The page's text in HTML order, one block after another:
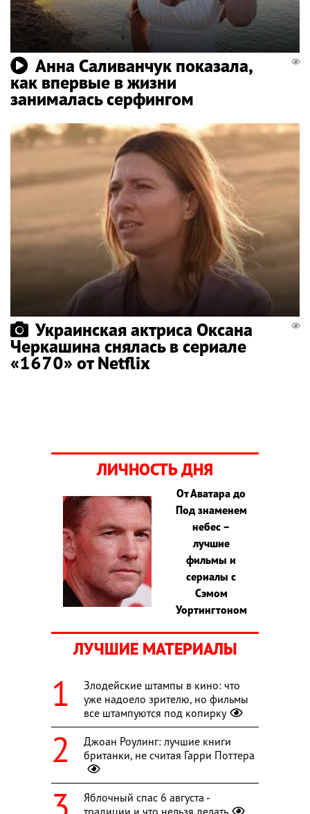
Анна Саливанчук показала,
как впервые в жизни
занималась серфингом
Украинская актриса Оксана
Черкашина снялась в сериале
«1670» от Netflix
ЛИЧНОСТЬ ДНЯ
От Аватара до
Под знаменем
небес –
лучшие
фильмы и
сериалы с
Сэмом
Уортингтоном
ЛУЧШИЕ МАТЕРИАЛЫ
Злодейские штампы в кино: что
уже надоело зрителю, но фильмы
все штампуются под копирку
Джоан Роулинг: лучшие книги
британки, не считая Гарри Поттера
Яблочный спас 6 августа -